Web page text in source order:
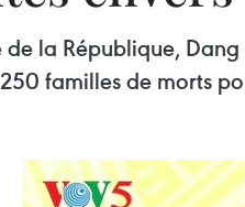
la République,
familles de morts